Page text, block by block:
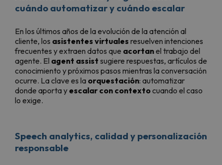
cuándo automatizar y cuándo escalar
En los últimos años de la evolución de la atención al
cliente, los asistentes virtuales resuelven intenciones
frecuentes y extraen datos que acortanel trabajo del
agente. El agent assist sugiere respuestas, artículos de
conocimiento y próximos pasos mientras la conversación
ocurre. La clave es la orquestación: automatizar
donde aporta y escalar con contextocuando el caso
lo exige.
Speech analytics, calidad y personalización
responsable